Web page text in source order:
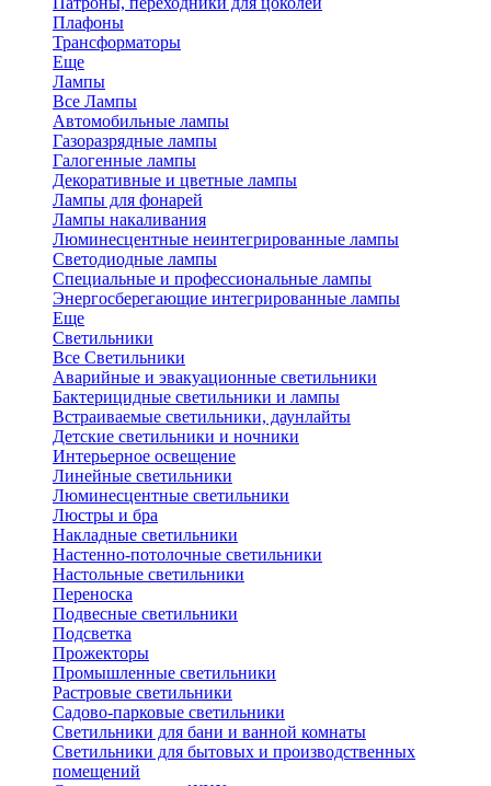
Плафоны
Трансформаторы
Еще
Лампы
Все Лампы
Автомобильные лампы
Газоразрядные лампы
Галогенные лампы
Декоративные и цветные лампы
Лампы для фонарей
Лампы накаливания
Люминесцентные неинтегрированные лампы
Светодиодные лампы
Специальные и профессиональные лампы
Энергосберегающие интегрированные лампы
Еще
Светильники
Все Светильники
Аварийные и эвакуационные светильники
Бактерицидные светильники и лампы
Встраиваемые светильники, даунлайты
Детские светильники и ночники
Интерьерное освещение
Линейные светильники
Люминесцентные светильники
Люстры и бра
Накладные светильники
Настенно-потолочные светильники
Настольные светильники
Переноска
Подвесные светильники
Подсветка
Прожекторы
Промышленные светильники
Растровые светильники
Садово-парковые светильники
Светильники для бани и ванной комнаты
Светильники для бытовых и производственных
помещений